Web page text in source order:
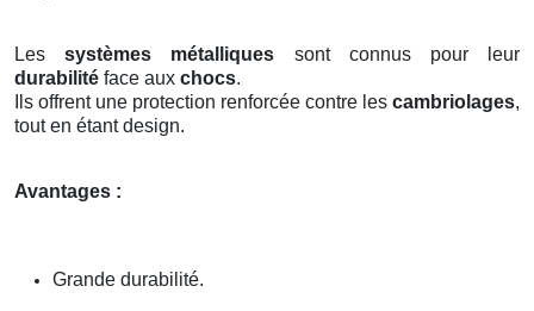
Lessystèmes métalliques sont connus pour leur
durabilité face aux chocs.
Ils offrent une protection renforcée contre les cambriolages,
tout en étant design.
Avantages :
Grande durabilité.